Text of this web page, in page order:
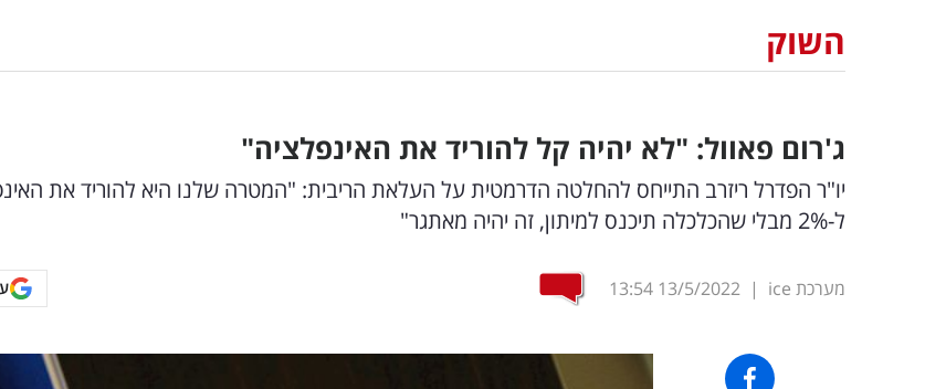
השוק
ג'רום פאוול: "לא יהיה קל להוריד את האינפלציה"
יו"ר הפדרל ריזרב התייחס להחלטה הדרמטית על העלאת הריבית: "המטרה שלנו היא להוריד את
ל-2% מבלי שהכלכלה תיכנס למיתון, זה יהיה מאתגר"
מערכת ice |
13/5/2022
13:54